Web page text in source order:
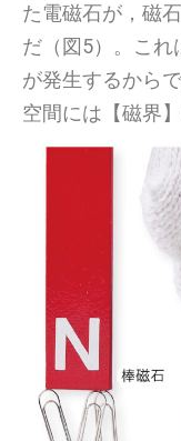
た電磁石が，磁
だ（図5）。これ
が発生するから
空間には【磁界